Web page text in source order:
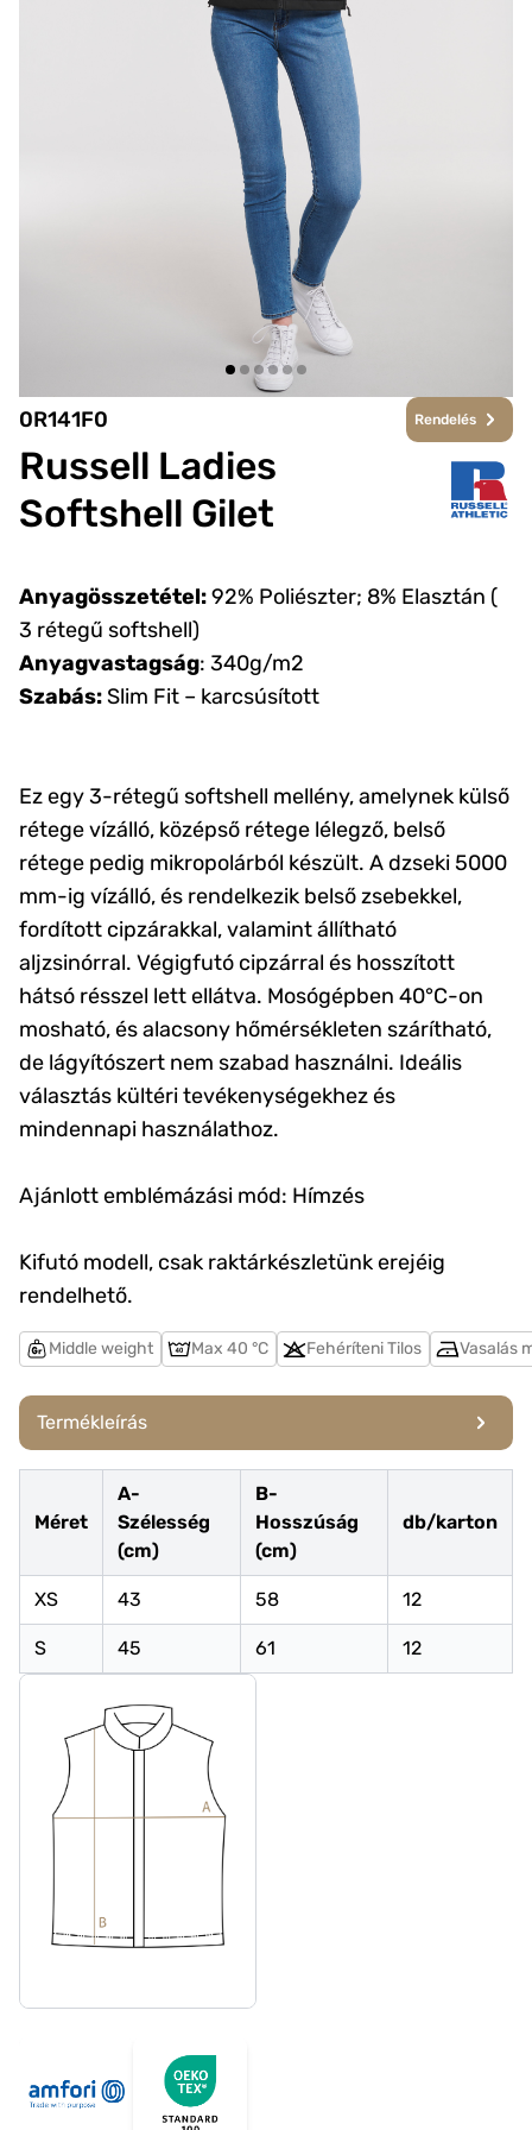
0R141F0 Rendelés
Russell Ladies
Softshell Gilet
Anyagösszetétel:92% Poliészter; 8% Elasztán (
3 rétegű softshell)
Anyagvastagság: 340g/m2
Szabás:Slim Fit – karcsúsított
Ez egy 3-rétegű softshell mellény, amelynek külső
rétege vízálló, középső rétege lélegző, belső
rétege pedig mikropolárból készült. A dzseki 5000
mm-ig vízálló, és rendelkezik belső zsebekkel,
fordított cipzárakkal, valamint állítható
aljzsinórral. Végigfutó cipzárral és hosszított
hátsó résszel lett ellátva. Mosógépben 40°C-on
mosható, és alacsony hőmérsékleten szárítható,
de lágyítószert nem szabad használni. Ideális
választás kültéri tevékenységekhez és
mindennapi használathoz.
Ajánlott emblémázási mód: Hímzés
Kifutó modell, csak raktárkészletünk erejéig
rendelhető.
Middle weight Max 40 °C Fehéríteni Tilos Vasalás
Termékleírás
Méret
A-
Szélesség
(cm)
B-
Hosszúság
(cm)
db/karton
XS 43 58 12
S 45 61 12